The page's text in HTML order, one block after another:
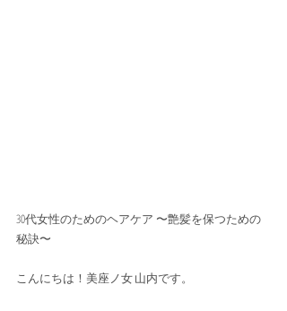
30代女性のためのヘアケア 〜艶髪を保つための
秘訣〜
こんにちは！美座ノ女 山内です。